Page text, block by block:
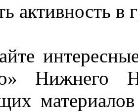
активность в
Нижнего